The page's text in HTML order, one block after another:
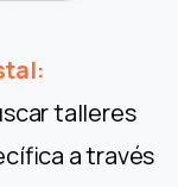
talleres
a través